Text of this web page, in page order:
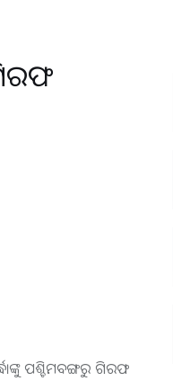
ପଶ୍ଚିମବଙ୍ଗରୁ ଗିରଫ